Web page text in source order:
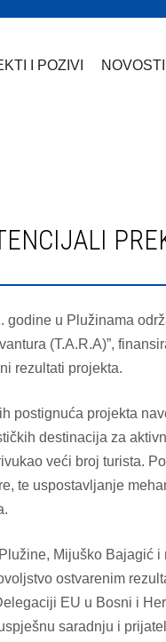
I POZIVI NOVOSTI
godine u Plužinama
(T.A.R.A)”,
rezultati projekta.
postignuća projekta
destinacija za
veći broj turista.
te uspostavljanje
Mijuško Bajagić
ostvarenim
EU u Bosni i
saradnju i